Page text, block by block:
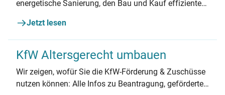
energetische Sanierung, den Bau und Kauf effizienter
Jetzt lesen
KfW Altersgerecht umbauen
Wir zeigen, wofür Sie die KfW-Förderung & Zuschüsse
nutzen können: Alle Infos zu Beantragung, geförderten